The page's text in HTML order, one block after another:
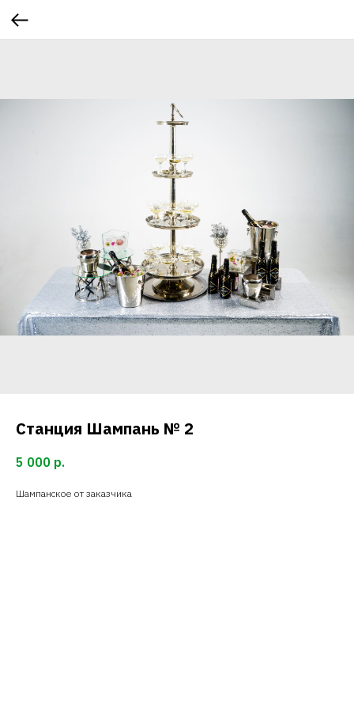
Станция Шампань № 2
5 000 р.
Шампанское от заказчика